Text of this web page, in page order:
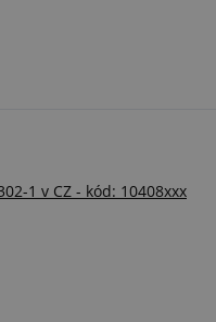
1 v CZ - kód: 10408xxx